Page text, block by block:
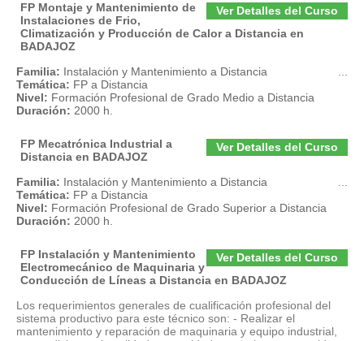
Ver Detalles del Curso
FP Montaje y Mantenimiento de
Instalaciones de Frio,
Climatización y Producción de Calor a Distancia en
BADAJOZ
Familia: Instalación y Mantenimiento a Distancia
Temática: FP a Distancia
Nivel: Formación Profesional de Grado Medio a Distancia
Duración: 2000 h.
Ver Detalles del Curso
FP Mecatrónica Industrial a
Distancia en BADAJOZ
Familia: Instalación y Mantenimiento a Distancia
Temática: FP a Distancia
Nivel: Formación Profesional de Grado Superior a Distancia
Duración: 2000 h.
Ver Detalles del Curso
FP Instalación y Mantenimiento
Electromecánico de Maquinaria y
Conducción de Líneas a Distancia en BADAJOZ
Los requerimientos generales de cualificación profesional del
sistema productivo para este técnico son: - Realizar el
mantenimiento y reparación de maquinaria y equipo industrial,